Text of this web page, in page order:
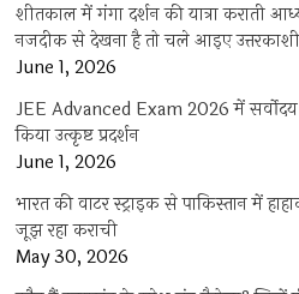
शीतकाल में गंगा दर्शन की यात्रा कराती
नजदीक से देखना है तो चले आइए उत्तरकाशी
June 1, 2026
JEE Advanced Exam 2026 में सर्वोदय
किया उत्कृष्ट प्रदर्शन
June 1, 2026
भारत की वाटर स्ट्राइक से पाकिस्तान में
जूझ रहा कराची
May 30, 2026